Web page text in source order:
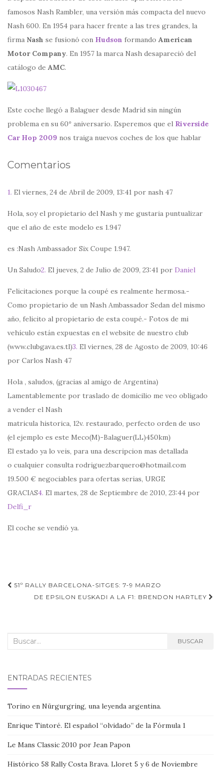
famosos Nash Rambler, una versión más compacta del nuevo
Nash 600. En 1954 para hacer frente a las tres grandes, la
firma Nash se fusionó con Hudson formando American
Motor Company. En 1957 la marca Nash desapareció del
catálogo de AMC.
Este coche llegó a Balaguer desde Madrid sin ningún
problema en su 60º aniversario. Esperemos que el Riverside
Car Hop 2009 nos traiga nuevos coches de los que hablar
Comentarios
1. El viernes, 24 de Abril de 2009, 13:41 por nash 47
Hola, soy el propietario del Nash y me gustaria puntualizar
que el año de este modelo es 1.947
es :Nash Ambassador Six Coupe 1.947.
Un Saludo2. El jueves, 2 de Julio de 2009, 23:41 por Daniel
Felicitaciones porque la coupé es realmente hermosa.-
Como propietario de un Nash Ambassador Sedan del mismo
año, felicito al propietario de esta coupé.- Fotos de mi
vehículo están expuestas en el website de nuestro club
(www.clubgava.es.tl)3. El viernes, 28 de Agosto de 2009, 10:46
por Carlos Nash 47
Hola , saludos, (gracias al amigo de Argentina)
Lamentablemente por traslado de domicilio me veo obligado
a vender el Nash
matricula historica, 12v. restaurado, perfecto orden de uso
(el ejemplo es este Meco(M)-Balaguer(LL)450km)
El estado ya lo veis, para una descripcion mas detallada
o cualquier consulta rodriguezbarquero@hotmail.com
19.500 € negociables para ofertas serias, URGE
GRACIAS4. El martes, 28 de Septiembre de 2010, 23:44 por
Delfi_r
El coche se vendió ya.
Navegación
51º RALLY BARCELONA-SITGES: 7-9 MARZO
DE EPSILON EUSKADI A LA F1: BRENDON HARTLEY
Buscar: BUSCAR
ENTRADAS RECIENTES
Torino en Nürgurgring, una leyenda argentina.
Enrique Tintoré. El español “olvidado” de la Fórmula 1
Le Mans Classic 2010 por Jean Papon
Histórico 58 Rally Costa Brava. Lloret 5 y 6 de Noviembre